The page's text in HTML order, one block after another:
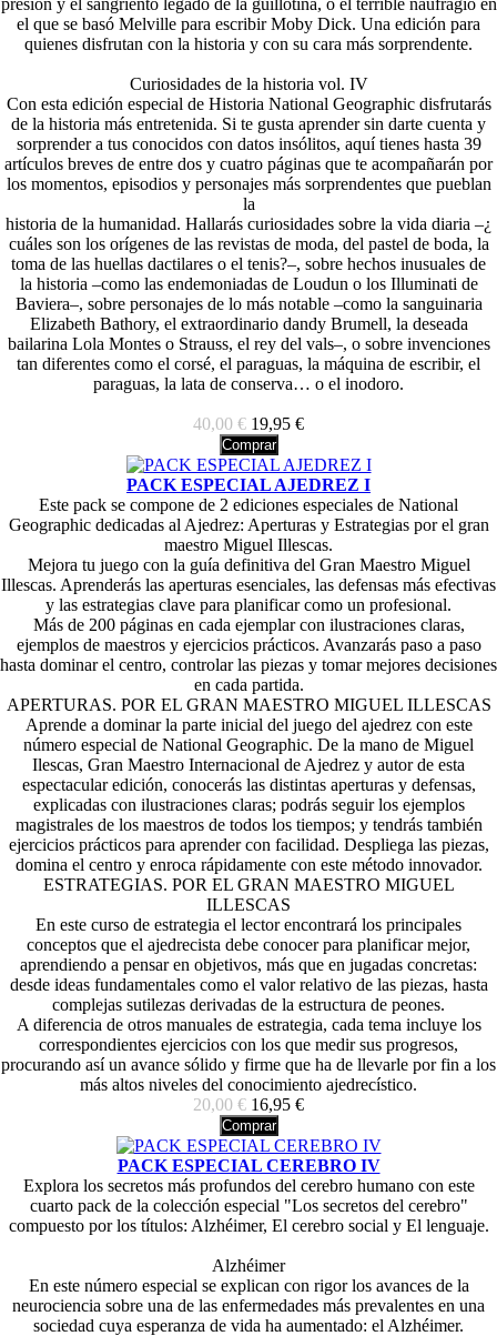
presión y el sangriento legado de la guillotina, o el terrible naufragio en
el que se basó Melville para escribir Moby Dick. Una edición para
quienes disfrutan con la historia y con su cara más sorprendente.
Curiosidades de la historia vol. IV
Con esta edición especial de Historia National Geographic disfrutarás
de la historia más entretenida. Si te gusta aprender sin darte cuenta y
sorprender a tus conocidos con datos insólitos, aquí tienes hasta 39
artículos breves de entre dos y cuatro páginas que te acompañarán por
los momentos, episodios y personajes más sorprendentes que pueblan
la
historia de la humanidad. Hallarás curiosidades sobre la vida diaria –¿
cuáles son los orígenes de las revistas de moda, del pastel de boda, la
toma de las huellas dactilares o el tenis?–, sobre hechos inusuales de
la historia –como las endemoniadas de Loudun o los Illuminati de
Baviera–, sobre personajes de lo más notable –como la sanguinaria
Elizabeth Bathory, el extraordinario dandy Brumell, la deseada
bailarina Lola Montes o Strauss, el rey del vals–, o sobre invenciones
tan diferentes como el corsé, el paraguas, la máquina de escribir, el
paraguas, la lata de conserva… o el inodoro.
40,00 € 19,95 €
Comprar
PACK ESPECIAL AJEDREZ I
Este pack se compone de 2 ediciones especiales de National
Geographic dedicadas al Ajedrez: Aperturas y Estrategias por el gran
maestro Miguel Illescas.
Mejora tu juego con la guía definitiva del Gran Maestro Miguel
Illescas. Aprenderás las aperturas esenciales, las defensas más efectivas
y las estrategias clave para planificar como un profesional.
Más de 200 páginas en cada ejemplar con ilustraciones claras,
ejemplos de maestros y ejercicios prácticos. Avanzarás paso a paso
hasta dominar el centro, controlar las piezas y tomar mejores decisiones
en cada partida.
APERTURAS. POR EL GRAN MAESTRO MIGUEL ILLESCAS
Aprende a dominar la parte inicial del juego del ajedrez con este
número especial de National Geographic. De la mano de Miguel
Ilescas, Gran Maestro Internacional de Ajedrez y autor de esta
espectacular edición, conocerás las distintas aperturas y defensas,
explicadas con ilustraciones claras; podrás seguir los ejemplos
magistrales de los maestros de todos los tiempos; y tendrás también
ejercicios prácticos para aprender con facilidad. Despliega las piezas,
domina el centro y enroca rápidamente con este método innovador.
ESTRATEGIAS. POR EL GRAN MAESTRO MIGUEL
ILLESCAS
En este curso de estrategia el lector encontrará los principales
conceptos que el ajedrecista debe conocer para planificar mejor,
aprendiendo a pensar en objetivos, más que en jugadas concretas:
desde ideas fundamentales como el valor relativo de las piezas, hasta
complejas sutilezas derivadas de la estructura de peones.
A diferencia de otros manuales de estrategia, cada tema incluye los
correspondientes ejercicios con los que medir sus progresos,
procurando así un avance sólido y firme que ha de llevarle por fin a los
más altos niveles del conocimiento ajedrecístico.
20,00 € 16,95 €
Comprar
PACK ESPECIAL CEREBRO IV
Explora los secretos más profundos del cerebro humano con este
cuarto pack de la colección especial "Los secretos del cerebro"
compuesto por los títulos: Alzhéimer, El cerebro social y El lenguaje.
Alzhéimer
En este número especial se explican con rigor los avances de la
neurociencia sobre una de las enfermedades más prevalentes en una
sociedad cuya esperanza de vida ha aumentado: el Alzhéimer.